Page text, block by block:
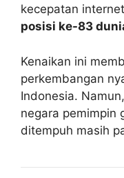
kecepatan
posisi ke-83
Kenaikan ini
perkembangan
Indonesia.
negara pemimpin
ditempuh masih